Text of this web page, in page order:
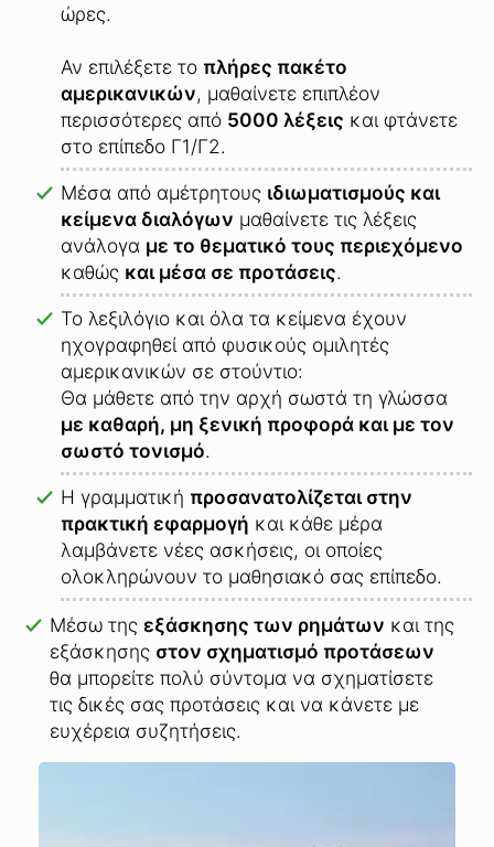
ώρες.
Αν επιλέξετε το πλήρες πακέτο
αμερικανικών, μαθαίνετε επιπλέον
περισσότερες από 5000 λέξεις και φτάνετε
στο επίπεδο Γ1/Γ2.
Μέσα από αμέτρητους ιδιωματισμούς και
κείμενα διαλόγων μαθαίνετε τις λέξεις
ανάλογα με το θεματικό τους περιεχόμενο
καθώς και μέσα σε προτάσεις.
Το λεξιλόγιο και όλα τα κείμενα έχουν
ηχογραφηθεί από φυσικούς ομιλητές
αμερικανικών σε στούντιο:
Θα μάθετε από την αρχή σωστά τη γλώσσα
με καθαρή, μη ξενική προφορά και με τον
σωστό τονισμό.
Η γραμματική προσανατολίζεται στην
πρακτική εφαρμογή και κάθε μέρα
λαμβάνετε νέες ασκήσεις, οι οποίες
ολοκληρώνουν το μαθησιακό σας επίπεδο.
Μέσω της εξάσκησης των ρημάτων και της
εξάσκησης στον σχηματισμό προτάσεων
θα μπορείτε πολύ σύντομα να σχηματίσετε
τις δικές σας προτάσεις και να κάνετε με
ευχέρεια συζητήσεις.